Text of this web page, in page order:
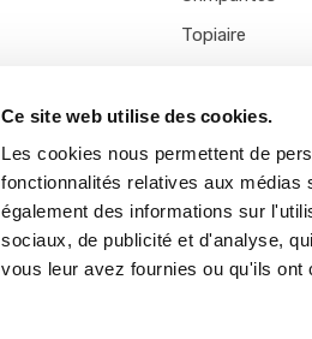
Ce site web utilise des cookies.
Les cookies nous permettent de
fonctionnalités relatives aux médias
également des informations sur
sociaux, de publicité et d'analyse,
vous leur avez fournies ou qu'ils
Topiaire
Légumes et
Vivaces
Outils et